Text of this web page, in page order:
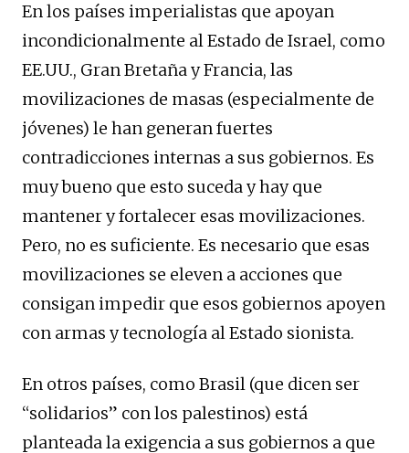
En los países imperialistas que apoyan
incondicionalmente al Estado de Israel, como
EE.UU., Gran Bretaña y Francia, las
movilizaciones de masas (especialmente de
jóvenes) le han generan fuertes
contradicciones internas a sus gobiernos. Es
muy bueno que esto suceda y hay que
mantener y fortalecer esas movilizaciones.
Pero, no es suficiente. Es necesario que esas
movilizaciones se eleven a acciones que
consigan impedir que esos gobiernos apoyen
con armas y tecnología al Estado sionista.
En otros países, como Brasil (que dicen ser
“solidarios” con los palestinos) está
planteada la exigencia a sus gobiernos a que